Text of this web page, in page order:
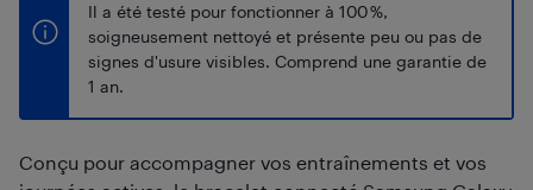
Il a été testé pour fonctionner à 100 %,
soigneusement nettoyé et présente peu ou pas de
signes d'usure visibles. Comprend une garantie de
1 an.
Conçu pour accompagner vos entraînements et vos